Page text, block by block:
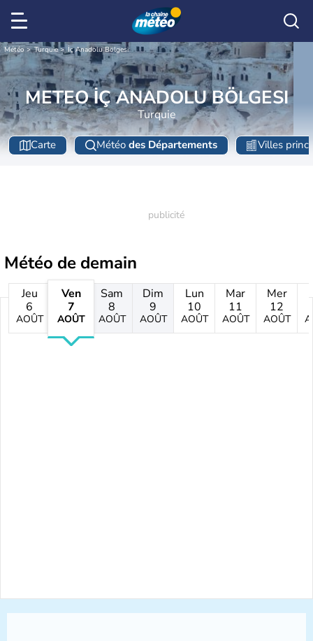
Météo Turquie İç Anadolu Bölgesi
METEO İÇ ANADOLU BÖLGESI
Turquie
Carte Météo des Départements Villes
Météo de demain
Jeu
6
AOÛT
Ven
7
AOÛT
Sam
8
AOÛT
Dim
9
AOÛT
Lun
10
AOÛT
Mar
11
AOÛT
Mer
12
AOÛT